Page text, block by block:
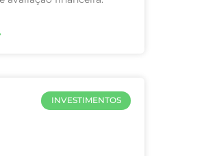
INVESTIMENTOS